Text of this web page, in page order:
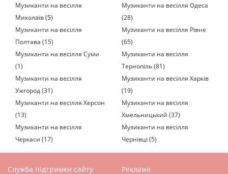
Музиканти на весілля
Миколаїв (5)
Музиканти на весілля Одеса
(28)
Музиканти на весілля
Полтава (15)
Музиканти на весілля Рівне
(65)
Музиканти на весілля Суми
(1)
Музиканти на весілля
Тернопіль (81)
Музиканти на весілля
Ужгород (31)
Музиканти на весілля Харків
(19)
Музиканти на весілля Херсон
(13)
Музиканти на весілля
Хмельницький (37)
Музиканти на весілля
Черкаси (17)
Музиканти на весілля
Чернівці (5)
Служба підтримки сайту Реклама